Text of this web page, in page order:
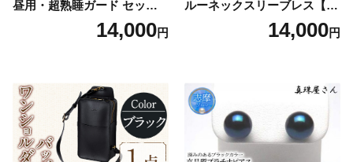
昼用・超熟睡ガード セット
羽付き ナプキン 生理用品 サ
ニタリー ユニ・チャーム
14,000円
ルーネックスリーブレス【Y
V2618P】Lサイズ クリアベ
ージュ3枚セット [№5716-04
14,000円